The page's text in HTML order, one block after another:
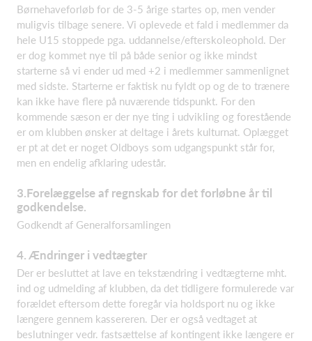
Børnehaveforløb for de 3-5 årige startes op, men vender
muligvis tilbage senere. Vi oplevede et fald i medlemmer da
hele U15 stoppede pga. uddannelse/efterskoleophold. Der
er dog kommet nye til på både senior og ikke mindst
starterne så vi ender ud med +2 i medlemmer sammenlignet
med sidste. Starterne er faktisk nu fyldt op og de to trænere
kan ikke have flere på nuværende tidspunkt. For den
kommende sæson er der nye ting i udvikling og forestående
er om klubben ønsker at deltage i årets kulturnat. Oplægget
er pt at det er noget Oldboys som udgangspunkt står for,
men en endelig afklaring udestår.
3.Forelæggelse af regnskab for det forløbne år til
godkendelse.
Godkendt af Generalforsamlingen
4. Ændringer i vedtægter
Der er besluttet at lave en tekstændring i vedtægterne mht.
ind og udmelding af klubben, da det tidligere formulerede var
forældet eftersom dette foregår via holdsport nu og ikke
længere gennem kassereren. Der er også vedtaget at
beslutninger vedr. fastsættelse af kontingent ikke længere er